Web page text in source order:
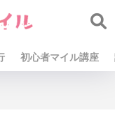
初心者マイル講座